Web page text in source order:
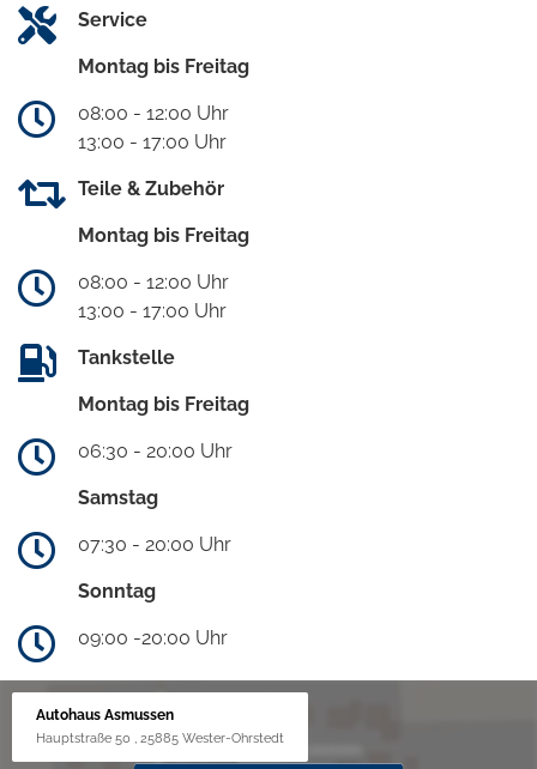
Service
Montag bis Freitag
08:00 - 12:00 Uhr
13:00 - 17:00 Uhr
Teile & Zubehör
Montag bis Freitag
08:00 - 12:00 Uhr
13:00 - 17:00 Uhr
Tankstelle
Montag bis Freitag
06:30 - 20:00 Uhr
Samstag
07:30 - 20:00 Uhr
Sonntag
09:00 -20:00 Uhr
Autohaus Asmussen
Hauptstraße 50 , 25885 Wester-Ohrstedt